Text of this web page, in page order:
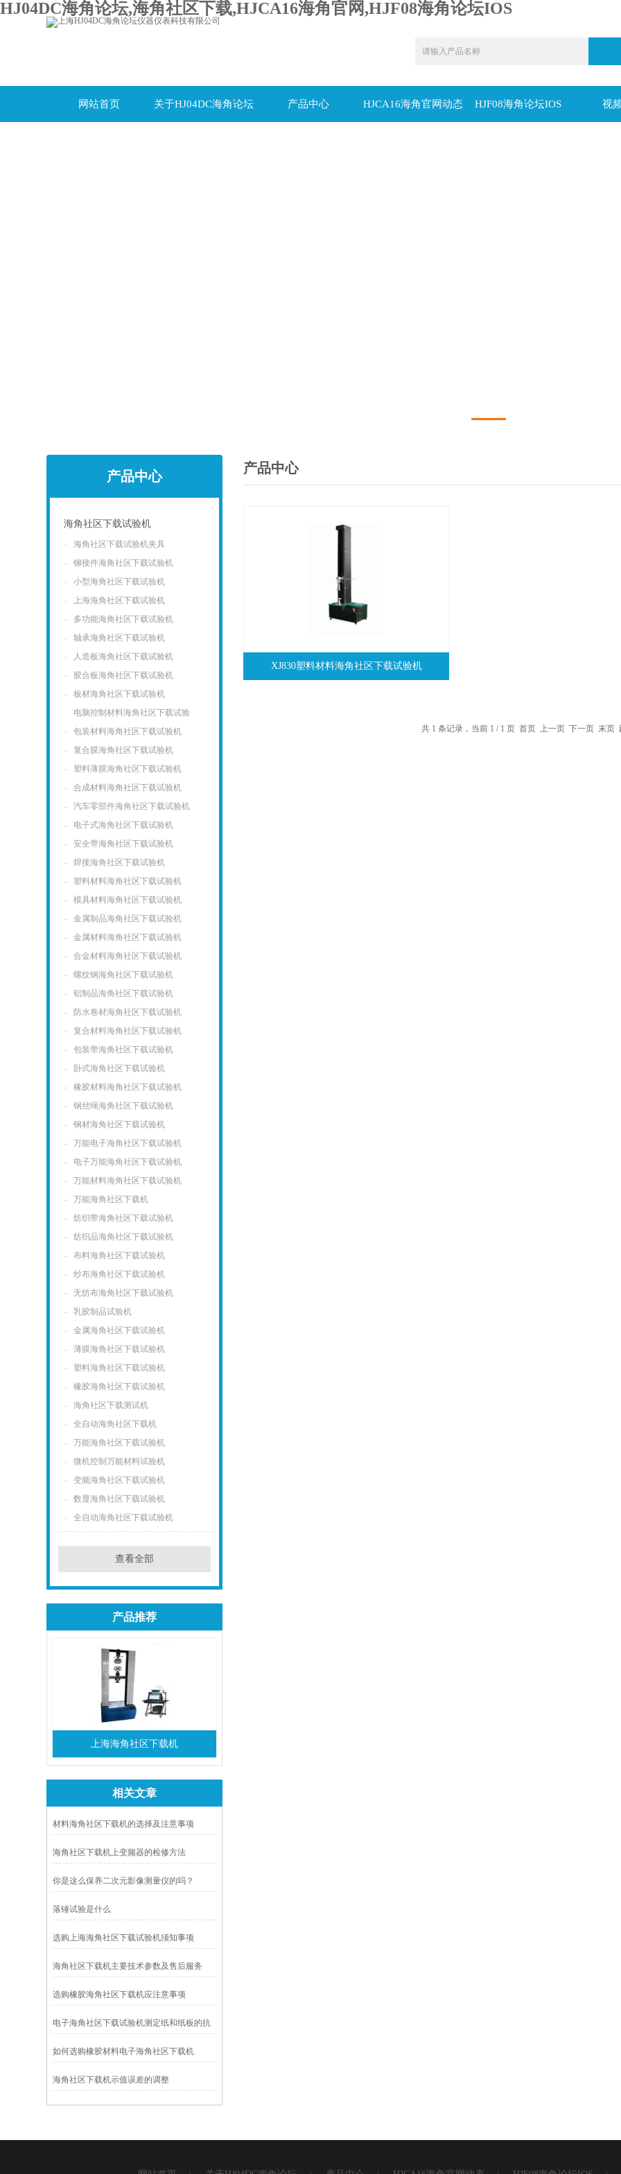
HJ04DC海角论坛,海角社区下载,HJCA16海角官网,HJF08海角论坛IOS
网站首页 关于HJ04DC海角论坛 产品中心 HJCA16海角官网动态 HJF08海角论坛IOS 视
产品中心
海角社区下载试验机
海角社区下载试验机夹具
铆接件海角社区下载试验机
小型海角社区下载试验机
上海海角社区下载试验机
多功能海角社区下载试验机
轴承海角社区下载试验机
人造板海角社区下载试验机
胶合板海角社区下载试验机
板材海角社区下载试验机
电脑控制材料海角社区下载试验
机
包装材料海角社区下载试验机
复合膜海角社区下载试验机
塑料薄膜海角社区下载试验机
合成材料海角社区下载试验机
汽车零部件海角社区下载试验机
电子式海角社区下载试验机
安全带海角社区下载试验机
焊接海角社区下载试验机
塑料材料海角社区下载试验机
模具材料海角社区下载试验机
金属制品海角社区下载试验机
金属材料海角社区下载试验机
合金材料海角社区下载试验机
螺纹钢海角社区下载试验机
铝制品海角社区下载试验机
防水卷材海角社区下载试验机
复合材料海角社区下载试验机
包装带海角社区下载试验机
卧式海角社区下载试验机
橡胶材料海角社区下载试验机
钢丝绳海角社区下载试验机
钢材海角社区下载试验机
万能电子海角社区下载试验机
电子万能海角社区下载试验机
万能材料海角社区下载试验机
万能海角社区下载机
纺织带海角社区下载试验机
纺织品海角社区下载试验机
布料海角社区下载试验机
纱布海角社区下载试验机
无纺布海角社区下载试验机
乳胶制品试验机
金属海角社区下载试验机
薄膜海角社区下载试验机
塑料海角社区下载试验机
橡胶海角社区下载试验机
海角社区下载测试机
全自动海角社区下载机
万能海角社区下载试验机
微机控制万能材料试验机
变频海角社区下载试验机
数显海角社区下载试验机
全自动海角社区下载试验机
查看全部
产品推荐
上海海角社区下载机
相关文章
材料海角社区下载机的选择及注意事项
海角社区下载机上变频器的检修方法
你是这么保养二次元影像测量仪的吗？
落锤试验是什么
选购上海海角社区下载试验机须知事项
海角社区下载机主要技术参数及售后服务
选购橡胶海角社区下载机应注意事项
电子海角社区下载试验机测定纸和纸板的抗
如何选购橡胶材料电子海角社区下载机
海角社区下载机示值误差的调整
产品中心
XJ830塑料材料海角社区下载试验机
共 1 条记录，当前 1 / 1 页 首页 上一页 下一页 末页